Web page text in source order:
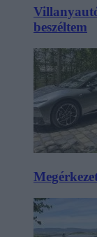
beszéltem